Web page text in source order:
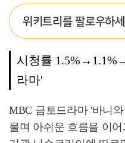
위키트리를 팔로우하
시청률
라마'
MBC 금토드라마 '바니
물며 아쉬운 흐름을 이